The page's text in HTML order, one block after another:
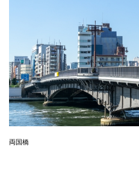
両国橋